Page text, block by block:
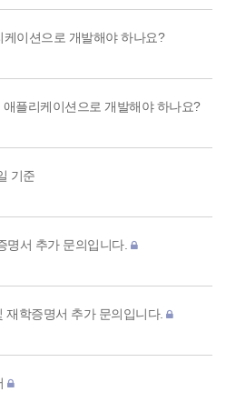
이션으로 개발해야 하나요?
플리케이션으로 개발해야 하나요?
기준
명서 추가 문의입니다.
재학증명서 추가 문의입니다.